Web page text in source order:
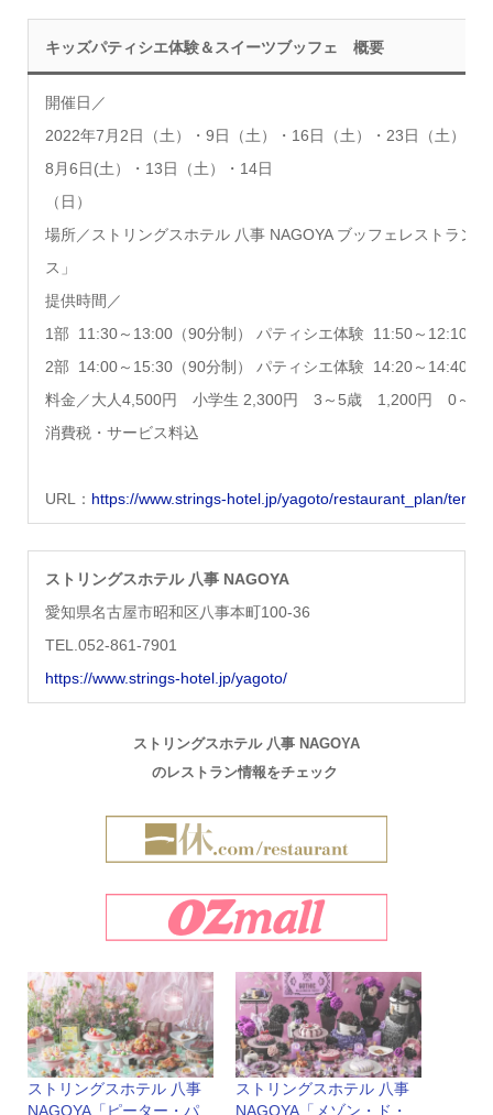
キッズパティシエ体験＆スイーツブッフェ 概要
開催日／
2022年7月2日（土）・9日（土）・16日（土）・23日（土）
8月6日(土）・13日（土）・14日
（日
場所／ストリングスホテル 八事 NAGOYA ブッフェレストラン
ス」
提供時間／
1部 11:30～13:00（90分制） パティシエ体験 11:50～12:10
2部 14:00～15:30（90分制） パティシエ体験 14:20～14:40
料金／大人4,500円 小学生 2,300円 3～5歳 1,200円 0～2
消費税・サービス料込
URL： https://www.strings-hotel.jp/yagoto/restaurant_plan/
ストリングスホテル 八事 NAGOYA
愛知県名古屋市昭和区八事本町100-36
TEL.052-861-7901
https://www.strings-hotel.jp/yagoto/
ストリングスホテル 八事 NAGOYA
のレストラン情報をチェック
ストリングスホテル 八事
NAGOYA「ピーター・パ
ストリングスホテル 八事
NAGOYA「メゾン・ド・